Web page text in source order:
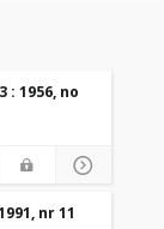
: 1956, no
nr 11